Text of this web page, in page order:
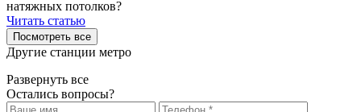
натяжных потолков?
Читать статью
Посмотреть все
Другие станции метро
Развернуть все
Остались вопросы?